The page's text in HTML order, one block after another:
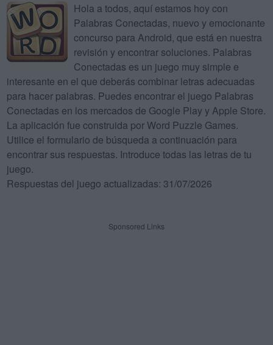
Hola a todos, aquí estamos hoy con
Palabras Conectadas, nuevo y emocionante
concurso para Android, que está en nuestra
revisión y encontrar soluciones. Palabras
Conectadas es un juego muy simple e
interesante en el que deberás combinar letras adecuadas
para hacer palabras. Puedes encontrar el juego Palabras
Conectadas en los mercados de Google Play y Apple Store.
La aplicación fue construida por Word Puzzle Games.
Utilice el formulario de búsqueda a continuación para
encontrar sus respuestas. Introduce todas las letras de tu
juego.
Respuestas del juego actualizadas: 31/07/2026
Sponsored Links